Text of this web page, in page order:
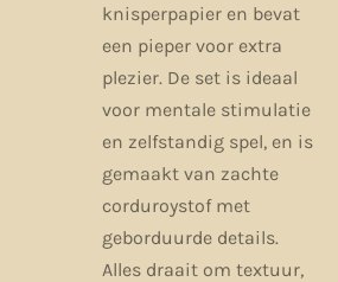
knisperpapier en bevat
een pieper voor extra
plezier. De set is ideaal
voor mentale stimulatie
en zelfstandig spel, en is
gemaakt van zachte
corduroystof met
geborduurde details.
Alles draait om textuur,